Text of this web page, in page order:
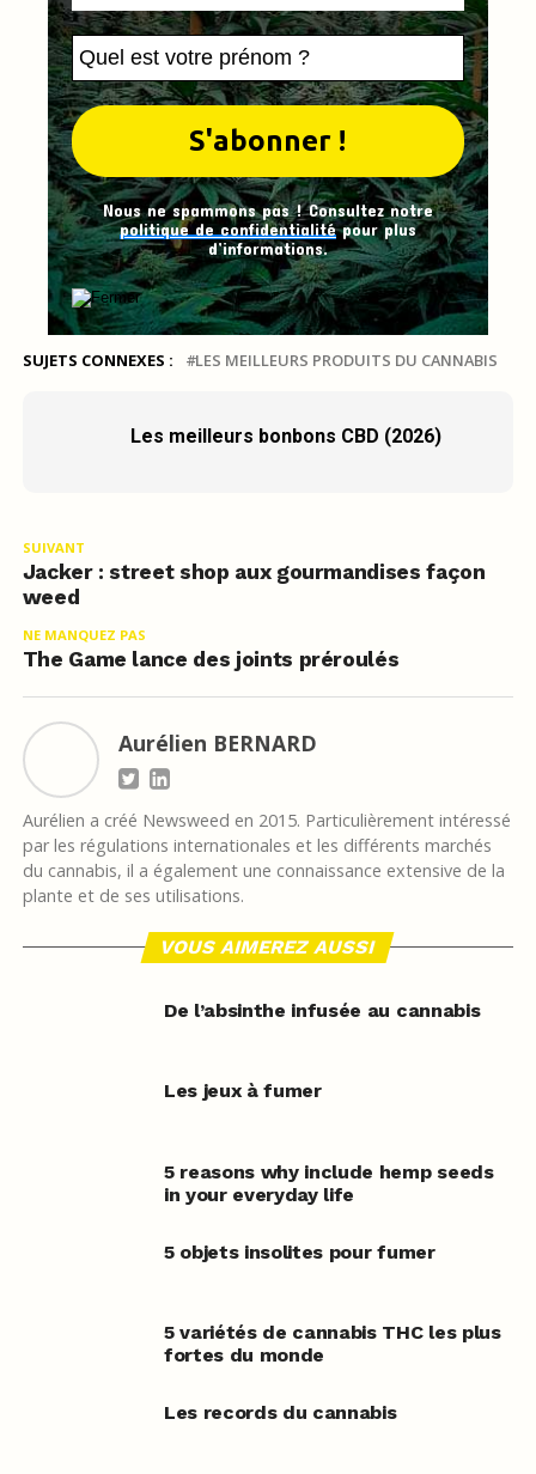
Nous ne spammons pas ! Consultez notre
politique de confidentialitépour plus
d’informations.
SUJETS CONNEXES : LES MEILLEURS PRODUITS DU CANNABIS
Les meilleurs bonbons CBD (2026)
SUIVANT
Jacker : street shop aux gourmandises façon
weed
NE MANQUEZ PAS
The Game lance des joints préroulés
Aurélien BERNARD
Aurélien a créé Newsweed en 2015. Particulièrement intéressé
par les régulations internationales et les différents marchés
du cannabis, il a également une connaissance extensive de la
plante et de ses utilisations.
VOUS AIMEREZ AUSSI
De l’absinthe infusée au cannabis
Les jeux à fumer
5 reasons why include hemp seeds
in your everyday life
5 objets insolites pour fumer
5 variétés de cannabis THC les plus
fortes du monde
Les records du cannabis